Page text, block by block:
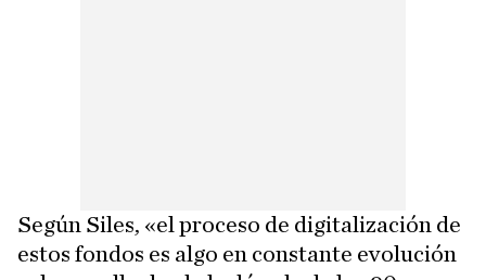
Según Siles, «el proceso de digitalización de
estos fondos es algo en constante evolución